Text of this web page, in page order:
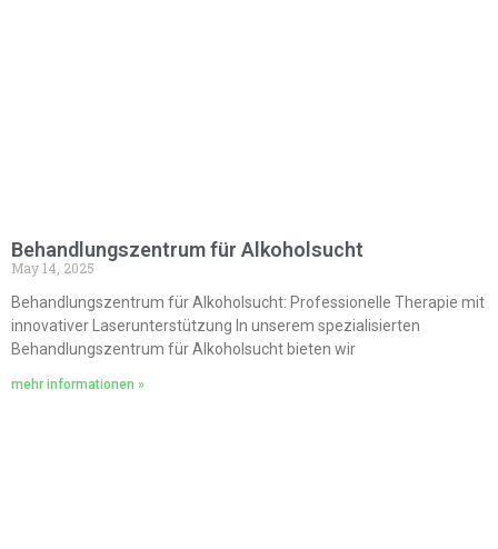
Behandlungszentrum für Alkoholsucht
May 14, 2025
Behandlungszentrum für Alkoholsucht: Professionelle Therapie mit
innovativer Laserunterstützung In unserem spezialisierten
Behandlungszentrum für Alkoholsucht bieten wir
mehr informationen »